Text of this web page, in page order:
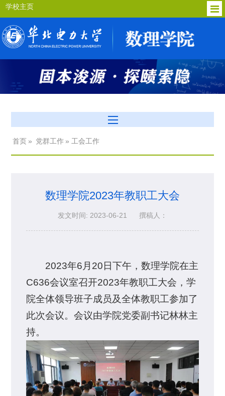
学校主页
首页 » 党群工作 » 工会工作
数理学院2023年教职工大会
发文时间: 2023-06-21 撰稿人：
2023年6月20日下午，数理学院在主
C636会议室召开2023年教职工大会，学
院全体领导班子成员及全体教职工参加了
此次会议。会议由学院党委副书记林林主
持。